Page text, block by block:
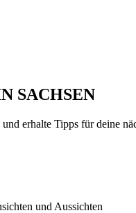
SACHSEN
erhalte Tipps für deine
und Aussichten